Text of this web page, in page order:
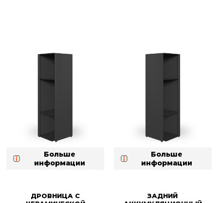
Больше
информации
Больше
информации
ДРОВНИЦА С
ЗАДНИЙ